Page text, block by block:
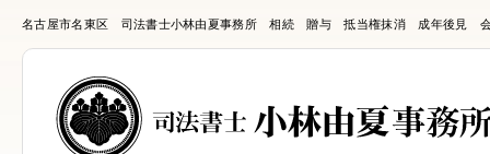
名古屋市名東区 司法書士小林由夏事務所 相続 贈与 抵当権抹消 成年後見